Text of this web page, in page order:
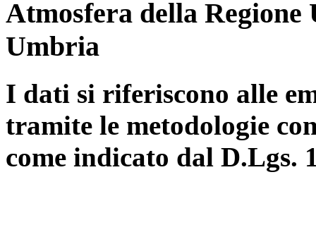
Atmosfera della
Umbria
I dati si riferiscono alle
tramite le metodologie
come indicato dal D.Lgs.